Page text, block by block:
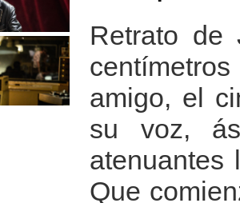
Retrato de
amigo, el
su voz,
atenuantes
Que